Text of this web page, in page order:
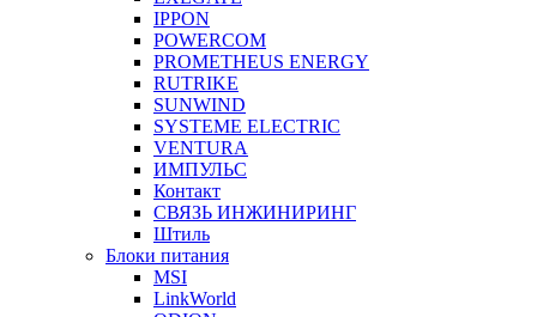
IPPON
POWERCOM
PROMETHEUS ENERGY
RUTRIKE
SUNWIND
SYSTEME ELECTRIC
VENTURA
ИМПУЛЬС
Контакт
СВЯЗЬ ИНЖИНИРИНГ
Штиль
Блоки питания
MSI
LinkWorld